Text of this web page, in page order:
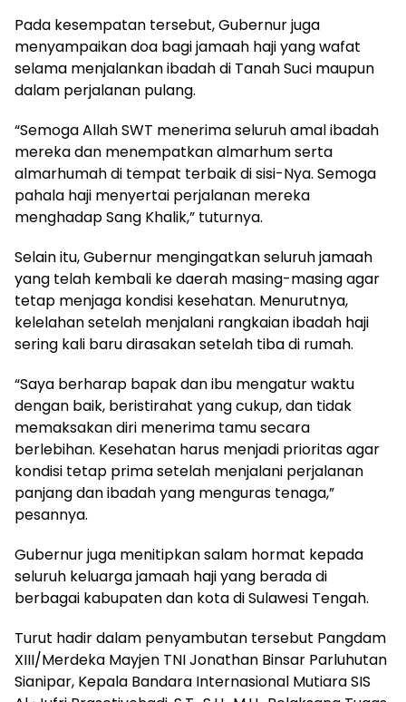
Pada kesempatan tersebut, Gubernur juga
menyampaikan doa bagi jamaah haji yang wafat
selama menjalankan ibadah di Tanah Suci maupun
dalam perjalanan pulang.
“Semoga Allah SWT menerima seluruh amal ibadah
mereka dan menempatkan almarhum serta
almarhumah di tempat terbaik di sisi-Nya. Semoga
pahala haji menyertai perjalanan mereka
menghadap Sang Khalik,” tuturnya.
Selain itu, Gubernur mengingatkan seluruh jamaah
yang telah kembali ke daerah masing-masing agar
tetap menjaga kondisi kesehatan. Menurutnya,
kelelahan setelah menjalani rangkaian ibadah haji
sering kali baru dirasakan setelah tiba di rumah.
“Saya berharap bapak dan ibu mengatur waktu
dengan baik, beristirahat yang cukup, dan tidak
memaksakan diri menerima tamu secara
berlebihan. Kesehatan harus menjadi prioritas agar
kondisi tetap prima setelah menjalani perjalanan
panjang dan ibadah yang menguras tenaga,”
pesannya.
Gubernur juga menitipkan salam hormat kepada
seluruh keluarga jamaah haji yang berada di
berbagai kabupaten dan kota di Sulawesi Tengah.
Turut hadir dalam penyambutan tersebut Pangdam
XIII/Merdeka Mayjen TNI Jonathan Binsar Parluhutan
Sianipar, Kepala Bandara Internasional Mutiara SIS